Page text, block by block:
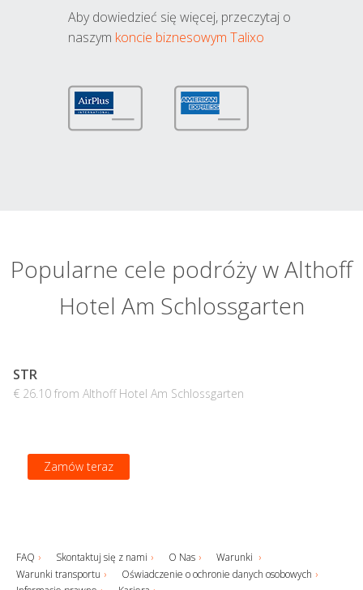
Aby dowiedzieć się więcej, przeczytaj o
naszym koncie biznesowym Talixo
Popularne cele podróży w Althoff
Hotel Am Schlossgarten
STR
€ 26.10 from Althoff Hotel Am Schlossgarten
Zamów teraz
FAQ Skontaktuj się z nami O Nas
Warunki
Warunki transportu
Oświadczenie o ochronie danych osobowych